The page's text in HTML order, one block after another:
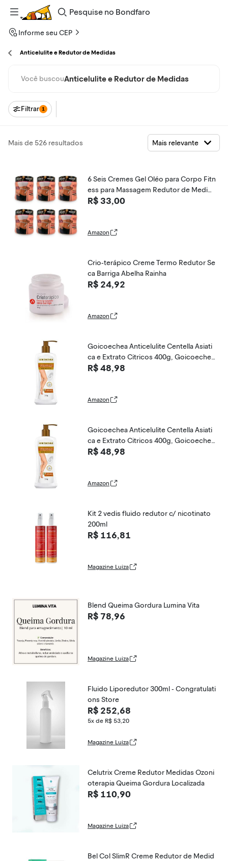
Pesquise
Bondfaro
Informe seu CEP
Anticelulite e Redutor de Medidas
Você buscouAnticelulite e Redutor de Medidas
Filtrar 1
Mais de 526 resultados
6 Seis Cremes Gel Oléo para Corpo Fitn
ess para Massagem Redutor de Medida
s Queima Gorduras Seca Barriga para E
R$ 33,00
Amazon
Crio-terápico Creme Termo Redutor Se
ca Barriga Abelha Rainha
R$ 24,92
Amazon
Goicoechea Anticelulite Centella Asiati
ca e Extrato Citricos 400g, Goicoeche
a, pacote de 1
R$ 48,98
Amazon
Goicoechea Anticelulite Centella Asiati
ca e Extrato Citricos 400g, Goicoeche
a, pacote de 1
R$ 48,98
Amazon
Kit 2 vedis fluido redutor c/ nicotinato
200ml
R$ 116,81
Magazine Luiza
Blend Queima Gordura Lumina Vita
R$ 78,96
Magazine Luiza
Fluido Liporedutor 300ml - Congratulati
ons Store
R$ 252,68
5x de R$ 53,20
Magazine Luiza
Celutrix Creme Redutor Medidas Ozoni
oterapia Queima Gordura Localizada
R$ 110,90
Magazine Luiza
Bel Col SlimR Creme Redutor de Medid